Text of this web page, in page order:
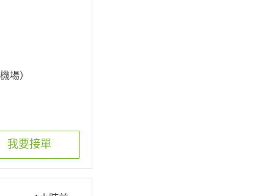
場）
我要接單